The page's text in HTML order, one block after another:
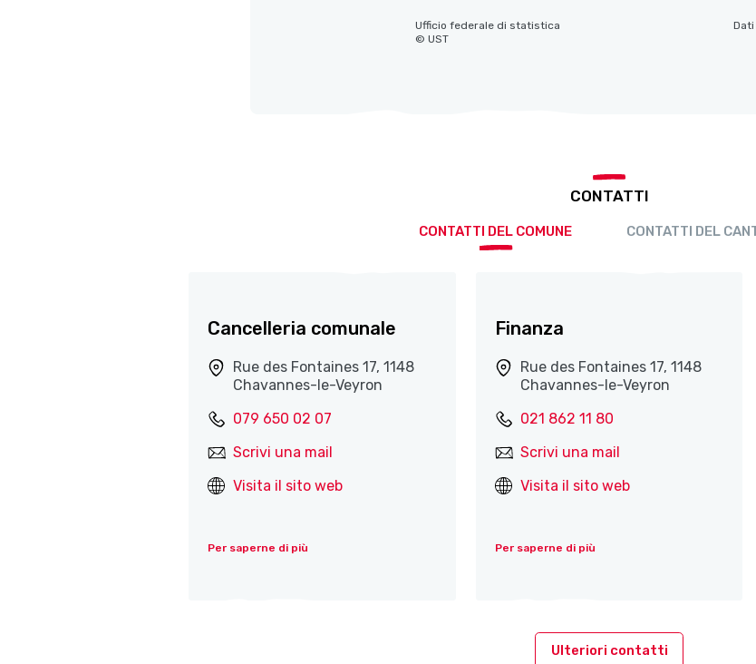
Ufficio federale di statistica
© UST
CONTATTI
CONTATTI DEL COMUNE CONTATTI DEL
Cancelleria comunale
Rue des Fontaines 17, 1148
Chavannes-le-Veyron
079 650 02 07
Scrivi una mail
Visita il sito web
Per saperne di più
Finanza
Rue des Fontaines 17, 1148
Chavannes-le-Veyron
021 862 11 80
Scrivi una mail
Visita il sito web
Per saperne di più
Ulteriori contatti